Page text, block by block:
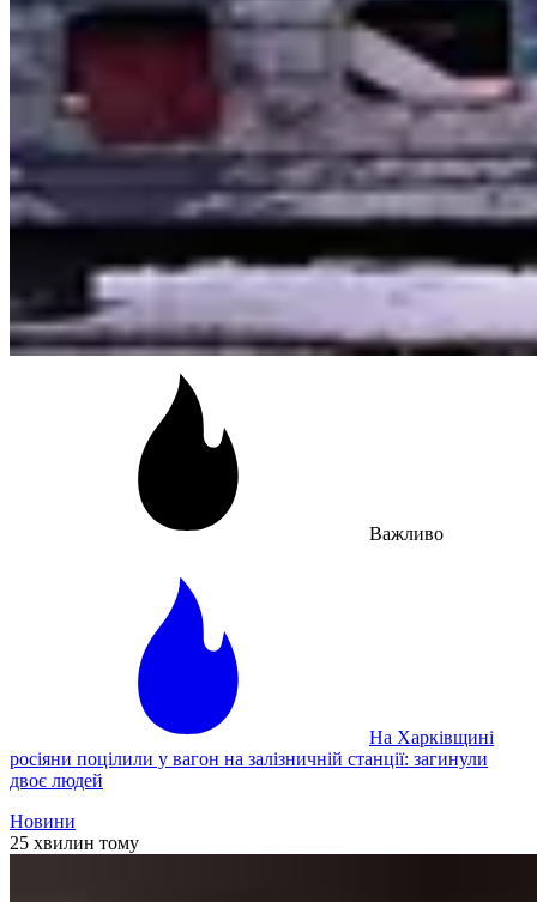
Важливо
На Харківщині
росіяни поцілили у вагон на залізничній станції: загинули
двоє людей
Новини
25 хвилин тому